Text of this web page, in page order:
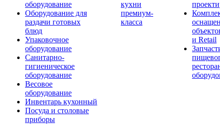
оборудование
Оборудование для
раздачи готовых
блюд
Упаковочное
оборудование
Санитарно-
гигиеническое
оборудование
Весовое
оборудование
Инвентарь кухонный
Посуда и столовые
приборы
кухни
премиум-
класса
и Retail